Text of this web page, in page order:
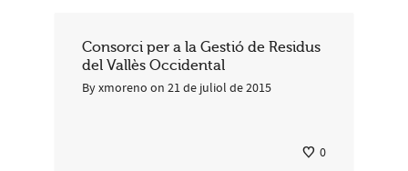
Consorci per a la Gestió de Residus
del Vallès Occidental
Byxmoreno on 21 de juliol de 2015
0